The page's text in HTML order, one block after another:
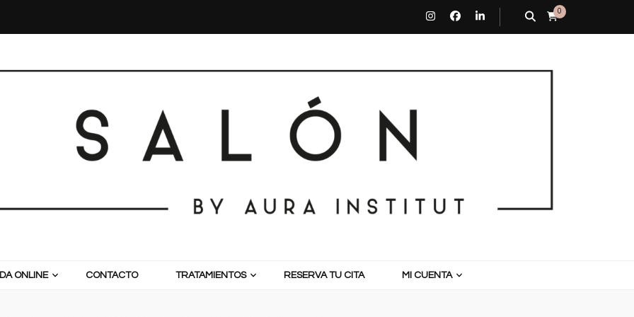
0
ONLINE CONTACTO TRATAMIENTOS RESERVA TU CITA MI CUENTA